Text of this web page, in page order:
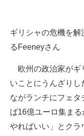
ギリシャの危機を
るFeeneyさん
欧州の政治家がギ
いことにうんざり
ながランチにフェ
ば16億ユーロ集ま
やればいい」とクラ